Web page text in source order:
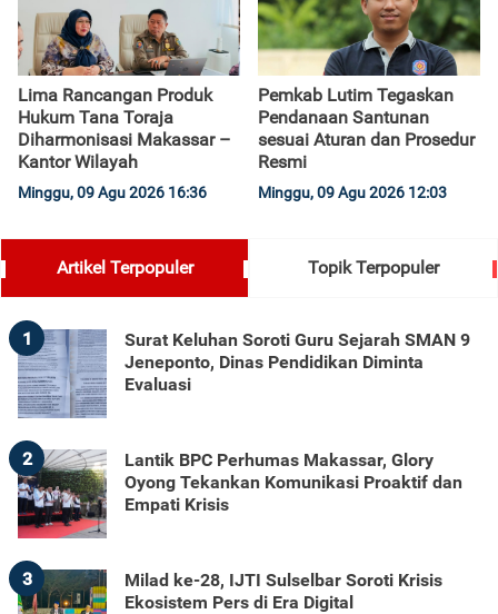
Lima Rancangan Produk
Hukum Tana Toraja
Diharmonisasi Makassar –
Kantor Wilayah
Minggu, 09 Agu 2026 16:36
Pemkab Lutim Tegaskan
Pendanaan Santunan
sesuai Aturan dan Prosedur
Resmi
Minggu, 09 Agu 2026 12:03
Artikel Terpopuler Topik Terpopuler
1
Surat Keluhan Soroti Guru Sejarah SMAN 9
Jeneponto, Dinas Pendidikan Diminta
Evaluasi
2
Lantik BPC Perhumas Makassar, Glory
Oyong Tekankan Komunikasi Proaktif dan
Empati Krisis
3
Milad ke-28, IJTI Sulselbar Soroti Krisis
Ekosistem Pers di Era Digital